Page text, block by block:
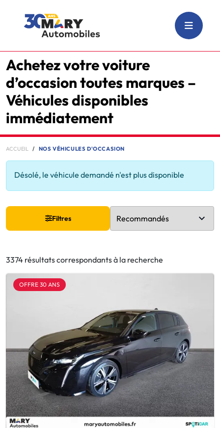
Achetez votre voiture
d’occasion toutes marques –
Véhicules disponibles
immédiatement
ACCUEIL NOS VÉHICULES D'OCCASION
Désolé, le véhicule demandé n'est plus disponible
Filtres
3374 résultats correspondants à la recherche
OFFRE 30 ANS